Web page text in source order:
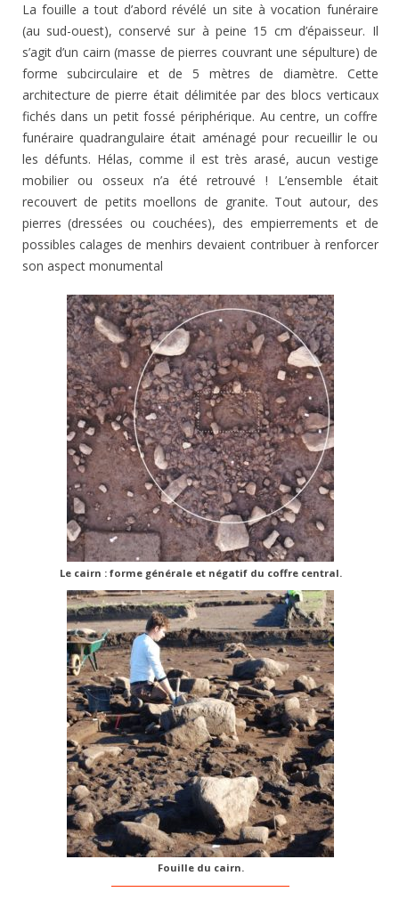
La fouille a tout d’abord révélé un site à vocation funéraire
(au sud-ouest), conservé sur à peine 15 cm d’épaisseur. Il
s’agit d’un cairn (masse de pierres couvrant une sépulture) de
forme subcirculaire et de 5 mètres de diamètre. Cette
architecture de pierre était délimitée par des blocs verticaux
fichés dans un petit fossé périphérique. Au centre, un coffre
funéraire quadrangulaire était aménagé pour recueillir le ou
les défunts. Hélas, comme il est très arasé, aucun vestige
mobilier ou osseux n’a été retrouvé ! L’ensemble était
recouvert de petits moellons de granite. Tout autour, des
pierres (dressées ou couchées), des empierrements et de
possibles calages de menhirs devaient contribuer à renforcer
son aspect monumental
Le cairn : forme générale et négatif du coffre central.
Fouille du cairn.